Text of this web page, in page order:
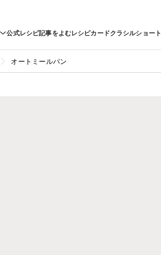
公式レシピ記事をよむレシピカードクラシルショート
オートミールパン